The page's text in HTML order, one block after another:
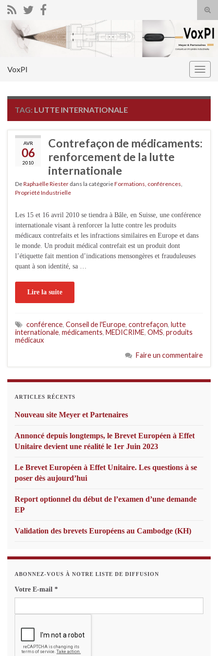
Search for:
VoxPI
TAG: LUTTE INTERNATIONALE
AVR
06
2010
Contrefaçon de médicaments:
renforcement de la lutte
internationale
DeRaphaëlle Riester dans la catégorieFormations, conférences
Propriété Industrielle
Les 15 et 16 avril 2010 se tiendra à Bâle, en Suisse, une conférence
internationale visant à renforcer la lutte contre les produits
médicaux contrefaits et les infractions similaires en Europe et dans
le monde. Un produit médical contrefait est un produit dont
l’étiquette fait mention d’indications mensongères et frauduleuses
quant à son identité, sa …
Lire la suite
conférence, Conseil de l'Europe, contrefaçon, lutte
internationale, médicaments, MEDICRIME, OMS, produits
médicaux
Faire un commentaire
ARTICLES RÉCENTS
Nouveau site Meyer et Partenaires
Annoncé depuis longtemps, le Brevet Européen à Effet
Unitaire devient une réalité le 1er Juin 2023
Le Brevet Européen à Effet Unitaire. Les questions à se
poser dès aujourd’hui
Report optionnel du début de l’examen d’une demande
EP
Validation des brevets Européens au Cambodge (KH)
ABONNEZ-VOUS À NOTRE LISTE DE DIFFUSION
Votre E-mail *